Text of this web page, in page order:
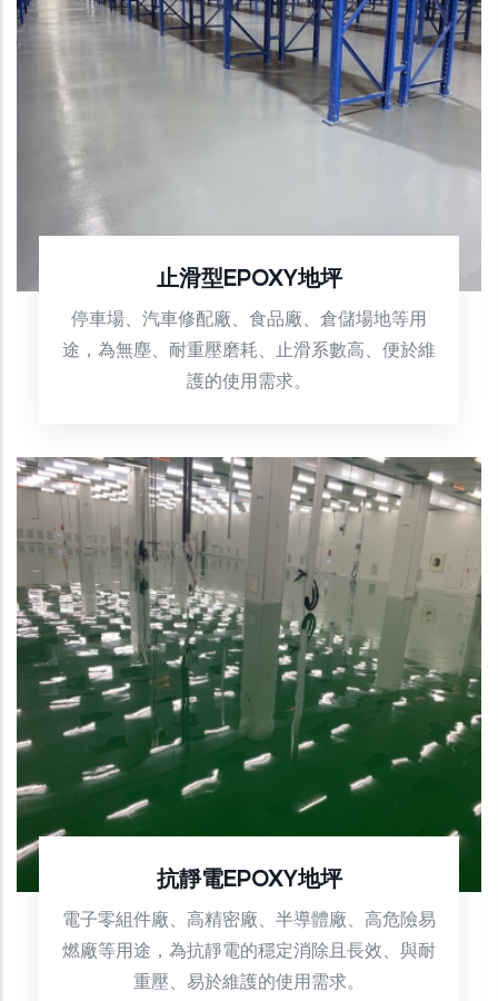
止滑型EPOXY地坪
停車場、汽車修配廠、食品廠、倉儲場地等用
途，為無塵、耐重壓磨耗、止滑系數高、便於維
護的使用需求。
抗靜電EPOXY地坪
電子零組件廠、高精密廠、半導體廠、高危險易
燃廠等用途，為抗靜電的穩定消除且長效、與耐
重壓、易於維護的使用需求。